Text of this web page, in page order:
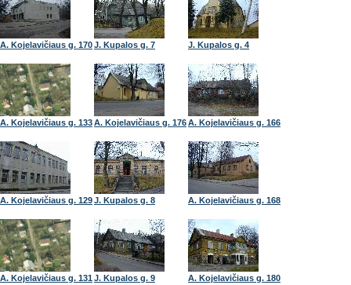
A. Kojelavičiaus g. 170J. Kupalos g. 7 J. Kupalos g. 4
A. Kojelavičiaus g. 133A. Kojelavičiaus g. 176A. Kojelavičiaus g. 166
A. Kojelavičiaus g. 129J. Kupalos g. 8 A. Kojelavičiaus g. 168
A. Kojelavičiaus g. 131J. Kupalos g. 9 A. Kojelavičiaus g. 180